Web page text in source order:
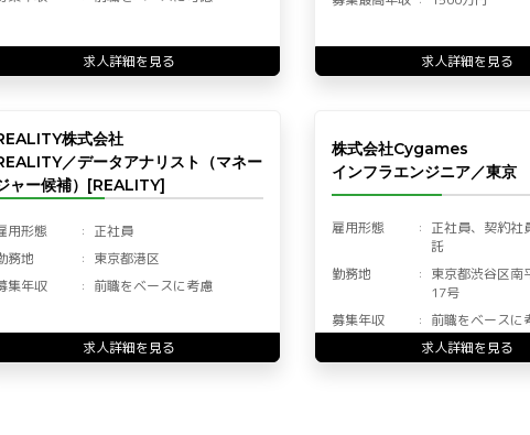
求人詳細を見る 求人詳細を見る
株式会社
／データアナリスト（マネー
ャー候補）[REALITY]
用形態
正社員
務地
東京都港区
集年収
前職をベースに考慮
求人詳細を見る
株式会社Cygames
インフラエンジニア／東京
雇用形態
正社員、契約社
託
勤務地
東京都渋谷区南
17号
募集年収
前職をベースに
求人詳細を見る